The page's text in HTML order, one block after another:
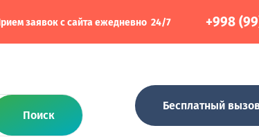
заявок с сайта ежедневно 24/7 +998
Поиск
Бесплатный